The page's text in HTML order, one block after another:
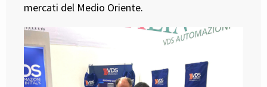
mercati del Medio Oriente.